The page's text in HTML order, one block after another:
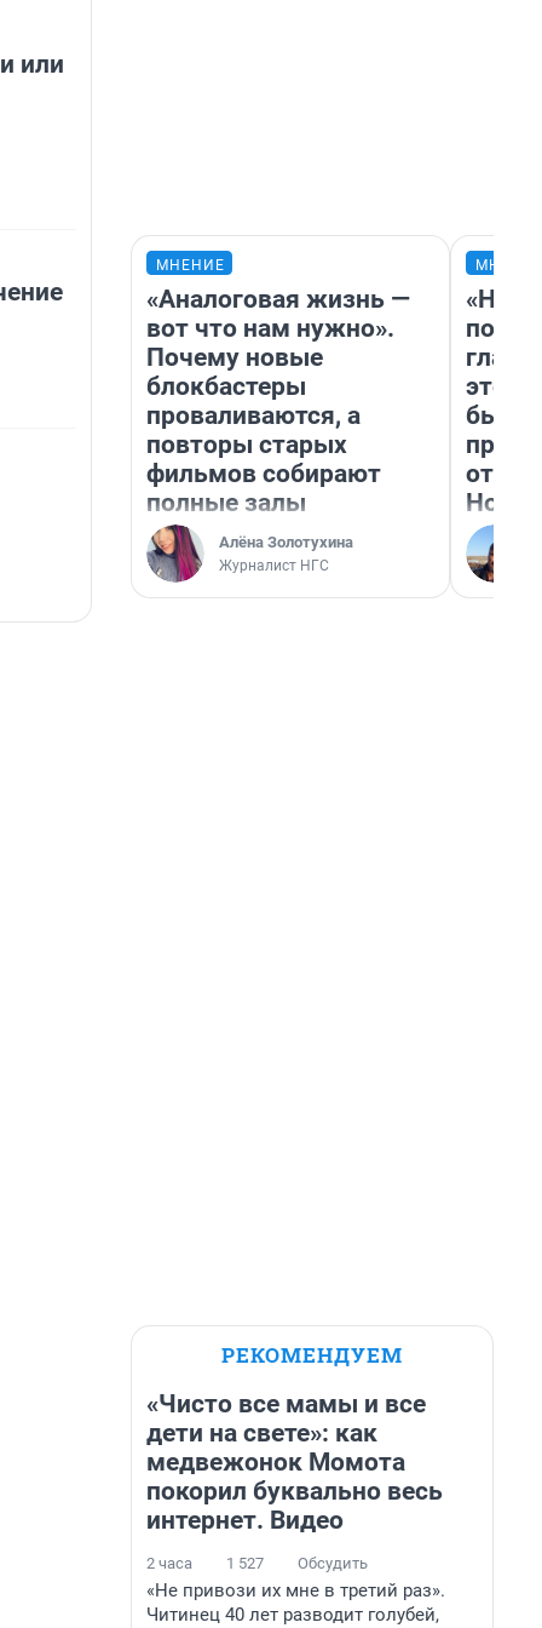
или
МНЕНИЕ
«Аналоговая жизнь —
вот что нам нужно».
Почему новые
блокбастеры
проваливаются, а
повторы старых
фильмов собирают
полные залы
Алёна Золотухина
Журналист НГС
этого
бьет
РЕКОМЕНДУЕМ
«Чисто все мамы и все
дети на свете»: как
медвежонок Момота
покорил буквально весь
интернет. Видео
2 часа 1 527 Обсудить
«Не привози их мне в третий раз».
Читинец 40 лет разводит голубей,